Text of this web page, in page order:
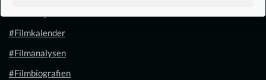
#Filmkalender
#Filmanalysen
#Filmbiografien